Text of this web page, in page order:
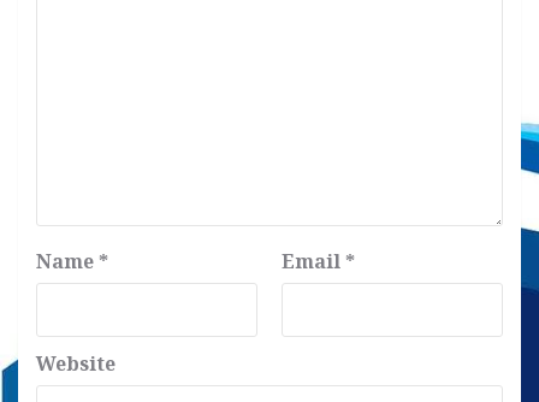
Name * Email *
Website